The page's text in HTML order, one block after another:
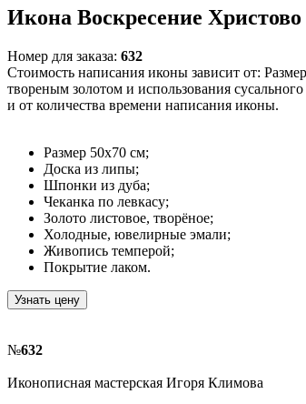
Икона Воскресение Христово
Номер для заказа: 632
Стоимость написания иконы зависит от:
твореным золотом и использования
и от количества времени написания иконы.
Размер 50х70 см;
Доска из липы;
Шпонки из дуба;
Чеканка по левкасу;
Золото листовое, творёное;
Холодные, ювелирные эмали;
Живопись темперой;
Покрытие лаком.
Узнать цену
№632
Иконописная мастерская Игоря Климова